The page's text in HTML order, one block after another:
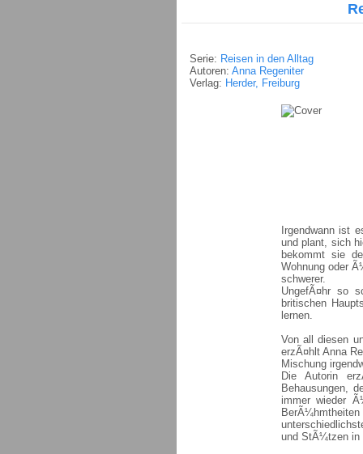
Serie: Reisen in den Alltag
Autoren: Anna Regeniter
Verlag: Herder, Freiburg
Irgendwann ist
und plant, sich
bekommt sie
Wohnung oder
schwerer.
UngefÃ¤hr so
britischen
lernen.
Von all diesen
erzÃ¤hlt Anna
Mischung
Die Autorin
Behausungen,
immer wieder
und StÃ¼tzen in